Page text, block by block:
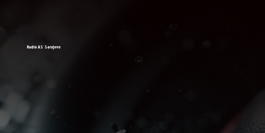
Radio AS Sarajevo